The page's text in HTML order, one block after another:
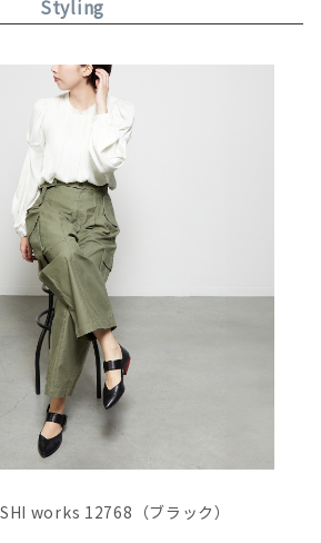
Styling
works 12768（ブラック）